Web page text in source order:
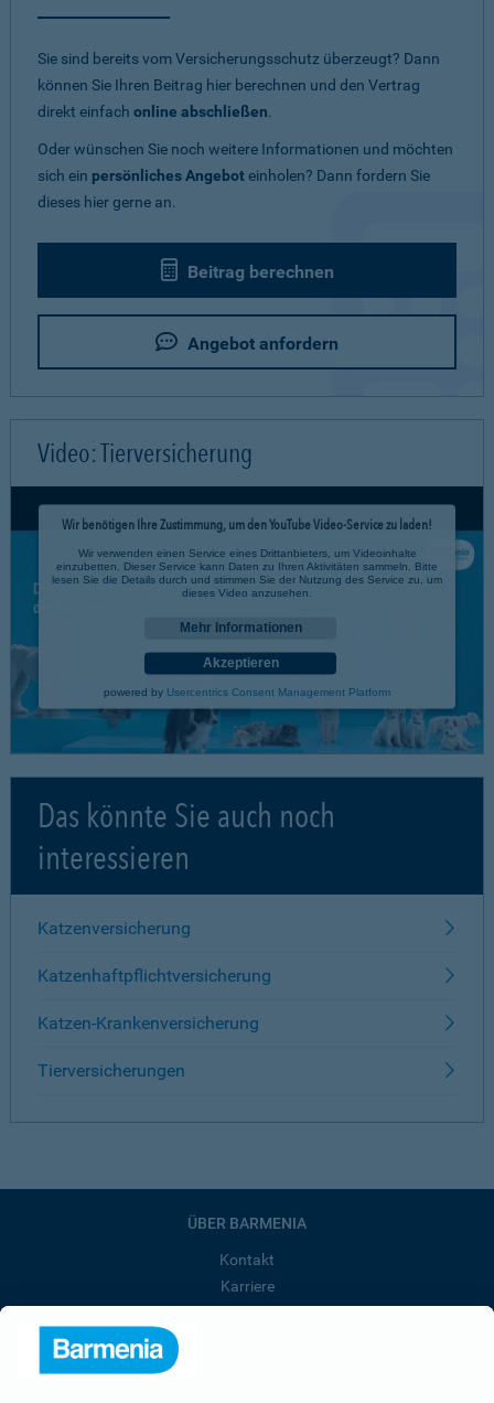
Sie sind bereits vom Versicherungsschutz überzeugt? Dann
können Sie Ihren Beitrag hier berechnen und den Vertrag
direkt einfach online abschließen.
Oder wünschen Sie noch weitere Informationen und möchten
sich ein persönliches Angeboteinholen? Dann fordern Sie
dieses hier gerne an.
Beitrag berechnen
Angebot anfordern
Video: Tierversicherung
Wir benötigen Ihre Zustimmung, um den YouTube Video-Service zu laden!
Wir verwenden einen Service eines Drittanbieters, um Videoinhalte
einzubetten. Dieser Service kann Daten zu Ihren Aktivitäten sammeln. Bitte
lesen Sie die Details durch und stimmen Sie der Nutzung des Service zu, um
dieses Video anzusehen.
Mehr Informationen
Akzeptieren
powered by Usercentrics Consent Management Platform
Das könnte Sie auch noch
interessieren
Katzenversicherung
Katzenhaftpflichtversicherung
Katzen-Krankenversicherung
Tierversicherungen
ÜBER BARMENIA
Kontakt
Karriere